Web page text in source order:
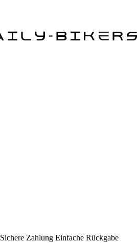
Sichere Zahlung Einfache Rückgabe